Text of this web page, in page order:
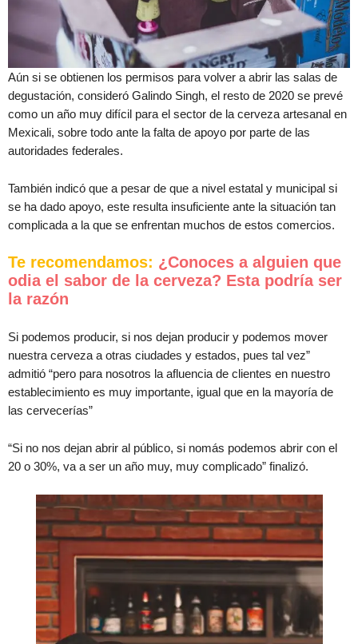
Aún si se obtienen los permisos para volver a abrir las salas de
degustación, consideró Galindo Singh, el resto de 2020 se prevé
como un año muy difícil para el sector de la cerveza artesanal en
Mexicali, sobre todo ante la falta de apoyo por parte de las
autoridades federales.
También indicó que a pesar de que a nivel estatal y municipal si
se ha dado apoyo, este resulta insuficiente ante la situación tan
complicada a la que se enfrentan muchos de estos comercios.
Te recomendamos: ¿Conoces a alguien que
odia el sabor de la cerveza? Esta podría ser
la razón
Si podemos producir, si nos dejan producir y podemos mover
nuestra cerveza a otras ciudades y estados, pues tal vez”
admitió “pero para nosotros la afluencia de clientes en nuestro
establecimiento es muy importante, igual que en la mayoría de
las cervecerías”
“Si no nos dejan abrir al público, si nomás podemos abrir con el
20 o 30%, va a ser un año muy, muy complicado” finalizó.